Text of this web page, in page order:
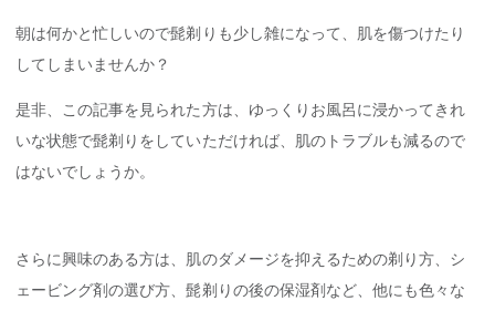
朝は何かと忙しいので髭剃りも少し雑になって、肌を傷つけたり
してしまいませんか？
是非、この記事を見られた方は、ゆっくりお風呂に浸かってきれ
いな状態で髭剃りをしていただければ、肌のトラブルも減るので
はないでしょうか。
さらに興味のある方は、肌のダメージを抑えるための剃り方、シ
ェービング剤の選び方、髭剃りの後の保湿剤など、他にも色々な